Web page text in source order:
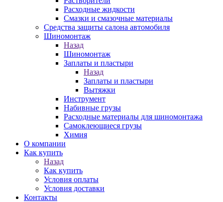
Расходные жидкости
Смазки и смазочные материалы
Средства защиты салона автомобиля
Шиномонтаж
Назад
Шиномонтаж
Заплаты и пластыри
Назад
Заплаты и пластыри
Вытяжки
Инструмент
Набивные грузы
Расходные материалы для шиномонтажа
Самоклеющиеся грузы
Химия
О компании
Как купить
Назад
Как купить
Условия оплаты
Условия доставки
Контакты